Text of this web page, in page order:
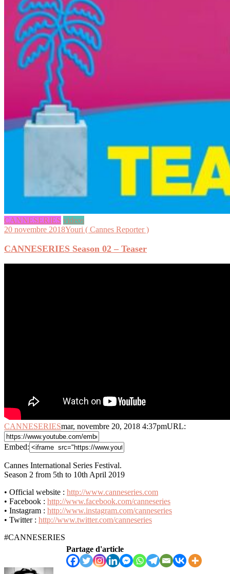
CANNESERIES videos
20 novembre 2018Youri ( Cannes Reporter )
CANNESERIES Season 02 – Teaser
CANNESERIESmar, novembre 20, 2018 4:37pmURL:
Embed:
Cannes International Series Festival.
Season 2 from 5th to 10th April 2019
• Official website : http://www.canneseries.com
• Facebook : http://www.facebook.com/canneseries
• Instagram : http://www.instagram.com/canneseries
• Twitter : http://www.twitter.com/canneseries
#CANNESERIES
Partage d'article